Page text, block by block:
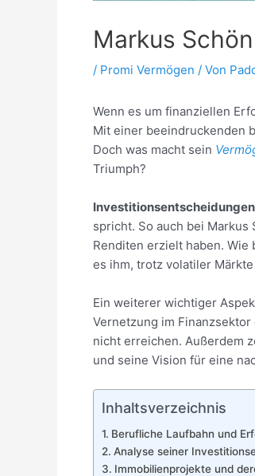
Markus
/ Promi Vermögen / Von
Wenn es um finanziellen
Mit einer beeindruckenden
Doch was macht sein
Triumph?
Investitionsentscheidungen
spricht. So auch bei
Renditen erzielt haben.
es ihm, trotz volatiler
Ein weiterer wichtiger
Vernetzung im
nicht erreichen. Außerdem
und seine Vision für eine
Inhaltsverzeichnis
Berufliche Laufbahn und
Analyse seiner
Immobilienprojekte und